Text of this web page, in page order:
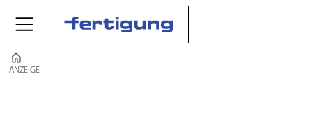
ANZEIGE
ANZEIGE